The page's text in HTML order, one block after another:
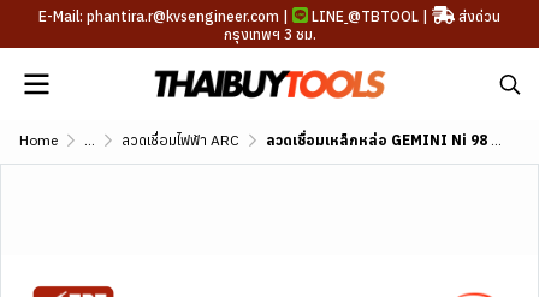
E-Mail: phantira.r@kvsengineer.com | LINE @TBTOOL |
ส่งด่วน
กรุงเทพฯ 3 ชม.
Home ... ลวดเชื่อมไฟฟ้า ARC ลวดเชื่อมเหล็กหล่อ GEMINI Ni 98 AWS A5.15 ENi-Cl